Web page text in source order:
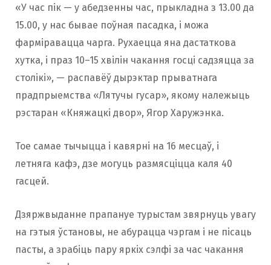
«У час пік — у абедзенны час, прыкладна з 13.00 да
15.00, у нас бывае поўная пасадка, і можа
фарміравацца чарга. Рухаецца яна дастаткова
хутка, і праз 10–15 хвілін чакання госці садзяцца за
столікі», — распавёў дырэктар прыватнага
прадпрыемства «Лятучы гусар», якому належыць
рэстаран «Княжацкі двор», Ягор Харужэнка.
Тое самае тычыцца і кавярні на 16 месцаў, і
летняга кафэ, дзе могуць размясціцца каля 40
гасцей.
Дзяржвыданне прапануе турыстам звярнуць увагу
на гэтыя ўстановы, не абурацца чэргам і не пісаць
пасты, а зрабіць пару яркіх сэлфі за час чакання